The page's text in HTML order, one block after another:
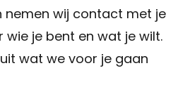
nemen wij contact met je
wie je bent en wat je wilt.
wat we voor je gaan